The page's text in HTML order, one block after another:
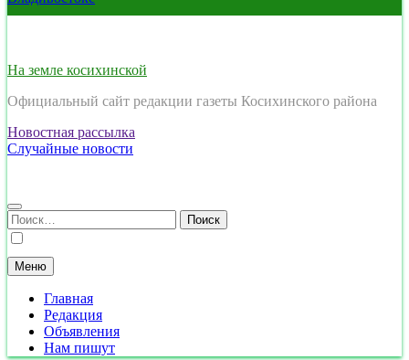
На земле косихинской
Официальный сайт редакции газеты Косихинского района
Новостная рассылка
Случайные новости
Найти:
Меню
Главная
Редакция
Объявления
Нам пишут